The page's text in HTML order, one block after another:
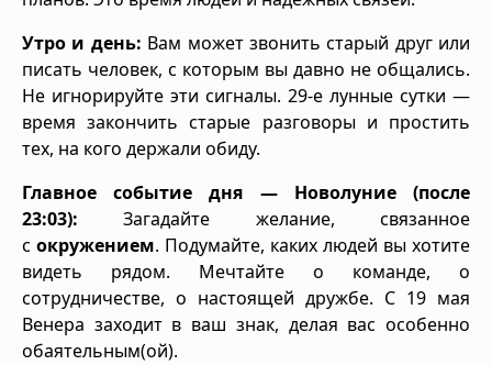
Утро и день: Вам может звонить старый друг или
писать человек, с которым вы давно не общались.
Не игнорируйте эти сигналы. 29-е лунные сутки —
время закончить старые разговоры и простить
тех, на кого держали обиду.
Главное событие дня — Новолуние (после
23:03): Загадайте желание, связанное
с окружением. Подумайте, каких людей вы хотите
видеть рядом. Мечтайте о команде, о
сотрудничестве, о настоящей дружбе. С 19 мая
Венера заходит в ваш знак, делая вас особенно
обаятельным(ой).